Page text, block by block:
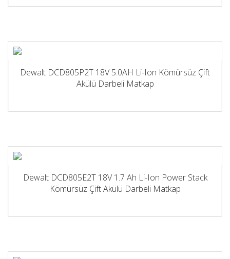
Dewalt DCD805P2T 18V 5.0AH Li-Ion Kömürsüz Çift
Akülü Darbeli Matkap
Dewalt DCD805E2T 18V 1.7 Ah Li-Ion Power Stack
Kömürsüz Çift Akülü Darbeli Matkap